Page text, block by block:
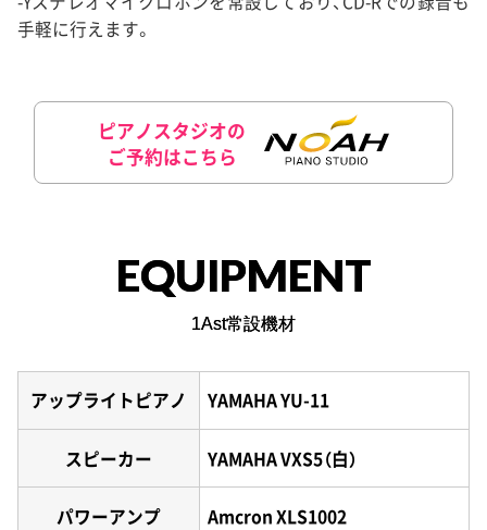
手軽に行えます。
ピアノスタジオの
ご予約はこちら
EQUIPMENT
1Ast常設機材
アップライトピアノ YAMAHA YU-11
スピーカー YAMAHA VXS5（白）
パワーアンプ Amcron XLS1002